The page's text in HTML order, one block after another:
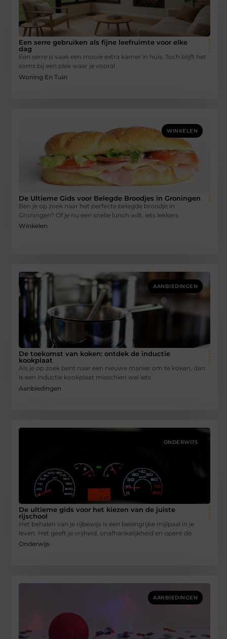
Een serre gebruiken als fijne leefruimte voor elke
dag
Een serre is vaak een mooie extra kamer in huis. Toch blijft het
soms bij een plek waar je vooral
Woning En Tuin
WINKELEN
De Ultieme Gids voor Belegde Broodjes in Groningen
Ben je op zoek naar het perfecte belegde broodje in
Groningen? Of je nu een snelle lunch wilt, iets lekkers
Winkelen
AANBIEDINGEN
De toekomst van koken: ontdek de inductie
kookplaat
Als je op zoek bent naar een nieuwe manier om te koken, dan
is een inductie kookplaat misschien wel iets
Aanbiedingen
ONDERWIJS
De ultieme gids voor het kiezen van de juiste
rijschool
Het behalen van je rijbewijs is een belangrijke mijlpaal in je
leven. Het geeft je vrijheid, onafhankelijkheid en opent de
Onderwijs
AANBIEDINGEN